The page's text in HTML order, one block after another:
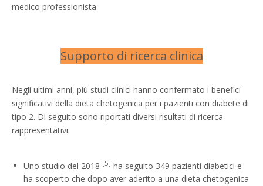
medico professionista.
Supporto di ricerca clinica
Negli ultimi anni, più studi clinici hanno confermato i benefici
significativi della dieta chetogenica per i pazienti con diabete di
tipo 2. Di seguito sono riportati diversi risultati di ricerca
rappresentativi:
Uno studio del 2018 [5] ha seguito 349 pazienti diabetici e
ha scoperto che dopo aver aderito a una dieta chetogenica